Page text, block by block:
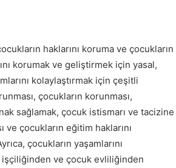
haklarını koruma ve çocukların
korumak ve geliştirmek için yasal,
kolaylaştırmak için çeşitli
çocukların korunması,
sağlamak, çocuk istismarı ve tacizine
ve çocukların eğitim haklarını
çocukların yaşamlarını
işçiliğinden ve çocuk evliliğinden